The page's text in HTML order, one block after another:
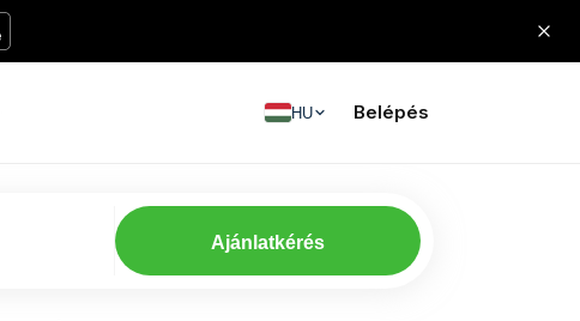
HU Belépés
Ajánlatkérés